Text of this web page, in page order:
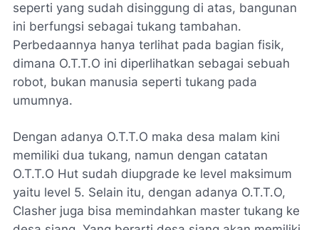
seperti yang sudah disinggung di atas, bangunan
ini berfungsi sebagai tukang tambahan.
Perbedaannya hanya terlihat pada bagian fisik,
dimana O.T.T.O ini diperlihatkan sebagai sebuah
robot, bukan manusia seperti tukang pada
umumnya.
Dengan adanya O.T.T.O maka desa malam kini
memiliki dua tukang, namun dengan catatan
O.T.T.O Hut sudah diupgrade ke level maksimum
yaitu level 5. Selain itu, dengan adanya O.T.T.O,
Clasher juga bisa memindahkan master tukang ke